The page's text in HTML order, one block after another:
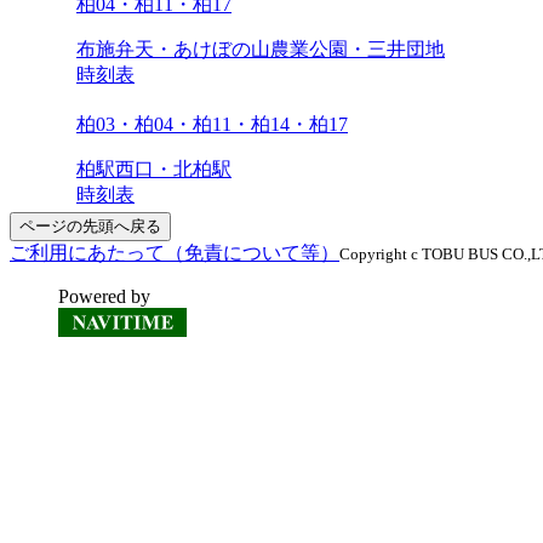
柏04・柏11・柏17
布施弁天・あけぼの山農業公園・三井団地
時刻表
柏03・柏04・柏11・柏14・柏17
柏駅西口・北柏駅
時刻表
ページの先頭へ戻る
ご利用にあたって（免責について等） Copyright c TOBU BUS
Powered by